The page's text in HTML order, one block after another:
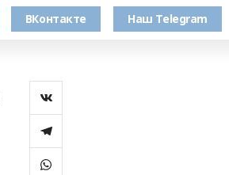
ВКонтакте Наш Telegram